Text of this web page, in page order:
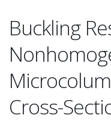
Buckling
Cross-